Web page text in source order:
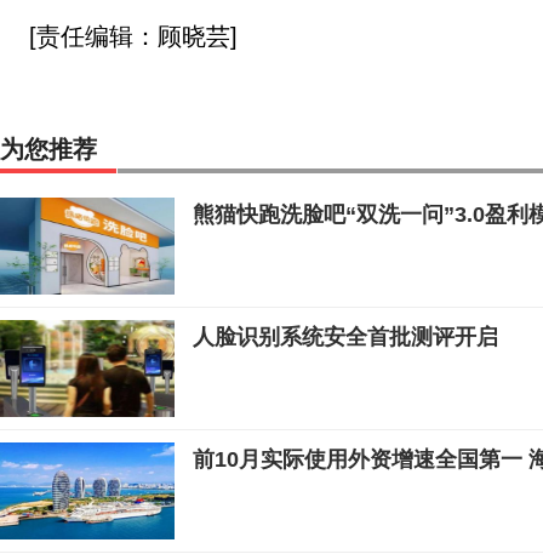
[责任编辑：顾晓芸]
为您推荐
熊猫快跑洗脸吧“双洗一问”3.0盈利
人脸识别系统安全首批测评开启
前10月实际使用外资增速全国第一